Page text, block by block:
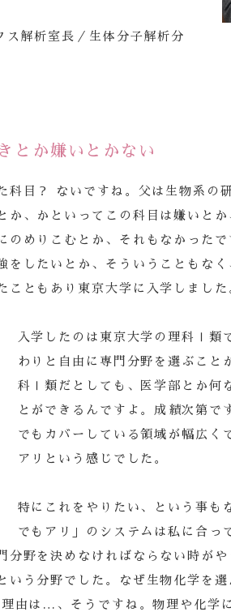
ス解析室長／生体分子解析分
とか嫌いとかない
科目？ ないですね。父は生物系の
か、かといってこの科目は嫌いと
のめりこむとか、それもなかった
をしたいとか、そういうこともな
こともあり東京大学に入学しました
入学したのは東京大学の理科Ⅰ類
わりと自由に専門分野を選ぶこと
科Ⅰ類だとしても、医学部とか何
とができるんですよ。成績次第
でもカバーしている領域が幅広く
アリという感じでした。
特にこれをやりたい、という事も
でもアリ」のシステムは私に合っ
分野を決めなければならない時が
いう分野でした。なぜ生物化学を選
由は…、そうですね。物理や化学